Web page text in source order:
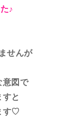
♪
せんが
意図で
と
す♡